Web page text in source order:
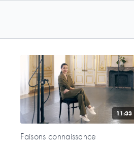
11:33
Faisons connaissance